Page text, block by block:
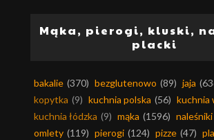
Mąka, pierogi, kluski,
placki
bakalie (370) bezglutenowo (89) jaja
kopytka (9) kuchnia polska (56) kuchnia
kuchnia łódzka (9) mąka (1596) naleśniki
omlety (119) pierogi (124) pizze (47)